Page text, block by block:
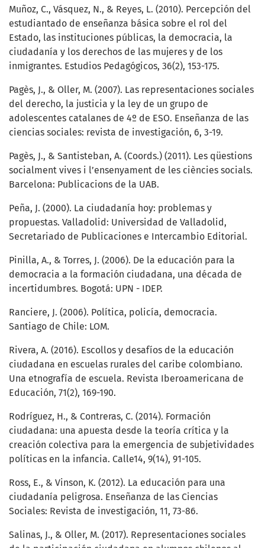
Muñoz, C., Vásquez, N., & Reyes, L. (2010). Percepción del
estudiantado de enseñanza básica sobre el rol del
Estado, las instituciones públicas, la democracia, la
ciudadanía y los derechos de las mujeres y de los
inmigrantes. Estudios Pedagógicos, 36(2), 153-175.
Pagès, J., & Oller, M. (2007). Las representaciones sociales
del derecho, la justicia y la ley de un grupo de
adolescentes catalanes de 4º de ESO. Enseñanza de las
ciencias sociales: revista de investigación, 6, 3-19.
Pagès, J., & Santisteban, A. (Coords.) (2011). Les qüestions
socialment vives i l’ensenyament de les ciències socials.
Barcelona: Publicacions de la UAB.
Peña, J. (2000). La ciudadanía hoy: problemas y
propuestas. Valladolid: Universidad de Valladolid,
Secretariado de Publicaciones e Intercambio Editorial.
Pinilla, A., & Torres, J. (2006). De la educación para la
democracia a la formación ciudadana, una década de
incertidumbres. Bogotá: UPN - IDEP.
Ranciere, J. (2006). Política, policía, democracia.
Santiago de Chile: LOM.
Rivera, A. (2016). Escollos y desafíos de la educación
ciudadana en escuelas rurales del caribe colombiano.
Una etnografía de escuela. Revista Iberoamericana de
Educación, 71(2), 169-190.
Rodríguez, H., & Contreras, C. (2014). Formación
ciudadana: una apuesta desde la teoría crítica y la
creación colectiva para la emergencia de subjetividades
políticas en la infancia. Calle14, 9(14), 91-105.
Ross, E., & Vinson, K. (2012). La educación para una
ciudadanía peligrosa. Enseñanza de las Ciencias
Sociales: Revista de investigación, 11, 73-86.
Salinas, J., & Oller, M. (2017). Representaciones sociales